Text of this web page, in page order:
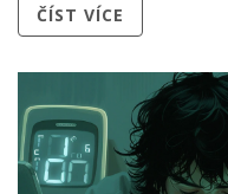
ČÍST VÍCE